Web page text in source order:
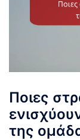
Ποιες
της